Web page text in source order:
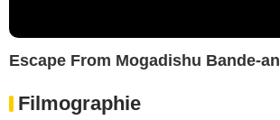
Escape From Mogadishu Bande-
Filmographie